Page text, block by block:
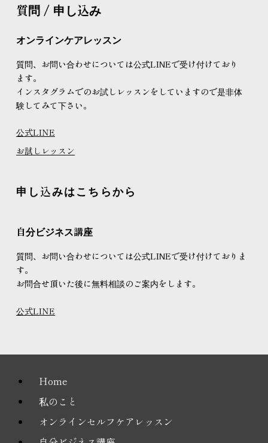
質問 / 申し込み
オンラインケアレッスン
質問、お問い合わせについては公式LINEで受け付けており
ます。
インスタグラムでのお試しレッスンをしていますので是非体
験してみて下さい。
公式LINE
お試しレッスン
申し込みはこちらから
自分ビジネス講座
質問、お問い合わせについては公式LINEで受け付けておりま
す。
お問合せ頂いた後に無料相談のご案内をします。
公式LINE
Home
私のこと
オンラインセルフケアレッスン